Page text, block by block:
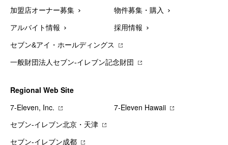
加盟店オーナー募集 物件募集・購入
アルバイト情報 採用情報
セブン&アイ・ホールディングス
一般財団法人セブン-イレブン記念財団
Regional Web Site
7‐Eleven, Inc.
7‐Eleven Hawaii
セブン‐イレブン北京・天津
セブン‐イレブン成都